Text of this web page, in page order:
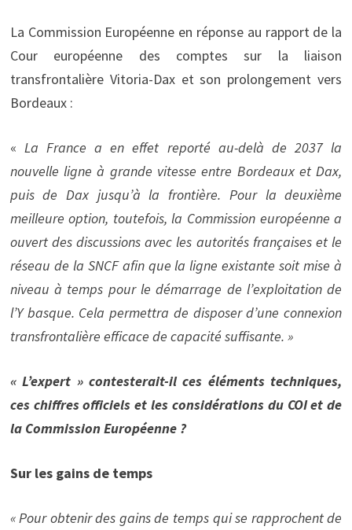
La Commission Européenne en réponse au rapport de la
Cour européenne des comptes sur la liaison
transfrontalière Vitoria-Dax et son prolongement vers
Bordeaux :
« La France a en effet reporté au-delà de 2037 la
nouvelle ligne à grande vitesse entre Bordeaux et Dax,
puis de Dax jusqu’à la frontière. Pour la deuxième
meilleure option, toutefois, la Commission européenne a
ouvert des discussions avec les autorités françaises et le
réseau de la SNCF afin que la ligne existante soit mise à
niveau à temps pour le démarrage de l’exploitation de
l’Y basque. Cela permettra de disposer d’une connexion
transfrontalière efficace de capacité suffisante. »
« L’expert » contesterait-il ces éléments techniques,
ces chiffres officiels et les considérations du COI et de
la Commission Européenne ?
Sur les gains de temps
« Pour obtenir des gains de temps qui se rapprochent de